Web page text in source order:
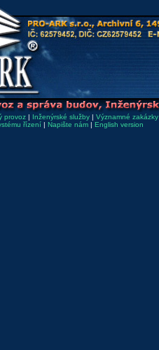
provoz | Inženýrské služby | Významné zakázky
řízení | Napište nám | English version